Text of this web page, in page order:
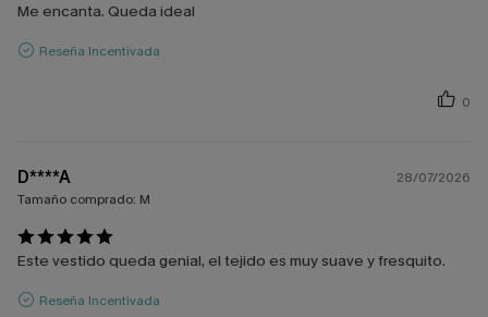
Me encanta. Queda ideal
Reseña Incentivada
0
D****A
28/07/2026
Tamaño comprado: M
Este vestido queda genial, el tejido es muy suave y fresquito.
Reseña Incentivada